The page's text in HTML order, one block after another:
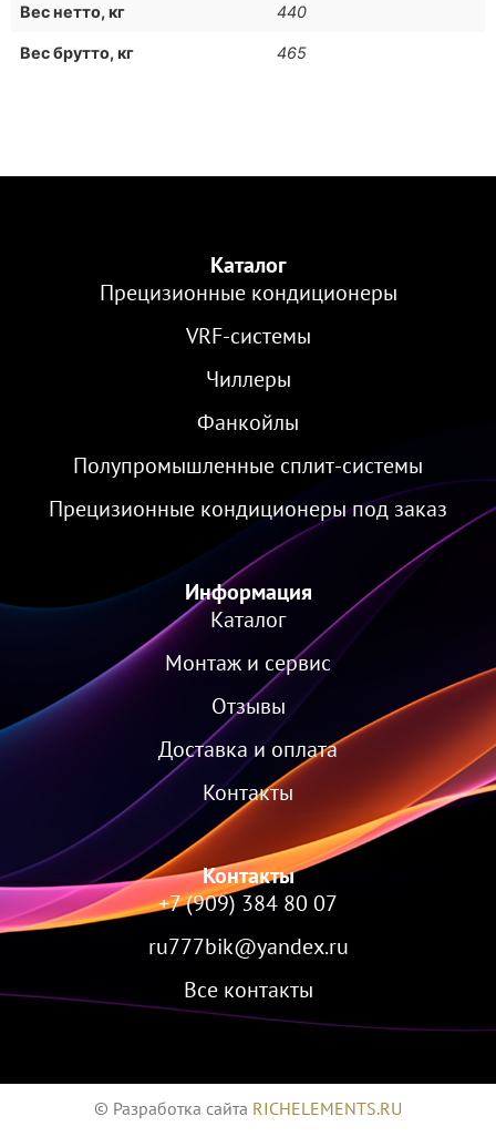
Вес нетто, кг 440
Вес брутто, кг 465
Каталог
Прецизионные кондиционеры
VRF-cистемы
Чиллеры
Фанкойлы
Полупромышленные сплит-системы
Прецизионные кондиционеры под заказ
Информация
Каталог
Монтаж и сервис
Отзывы
Доставка и оплата
Контакты
Контакты
+7 (909) 384 80 07
ru777bik@yandex.ru
Все контакты
© Разработка сайта RICHELEMENTS.RU